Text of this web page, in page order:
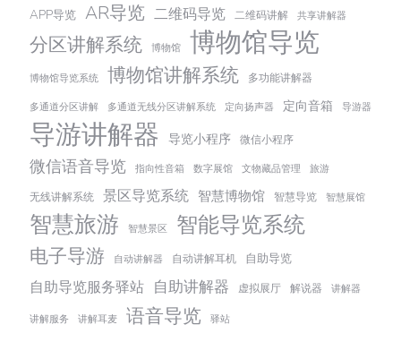
APP导览 AR导览 二维码导览 二维码讲解 共享讲解器
分区讲解系统 博物馆 博物馆导览
博物馆导览系统 博物馆讲解系统 多功能讲解器
多通道分区讲解 多通道无线分区讲解系统 定向扬声器 定向音箱 导游器
导游讲解器 导览小程序 微信小程序
微信语音导览 指向性音箱 数字展馆 文物藏品管理 旅游
无线讲解系统 景区导览系统 智慧博物馆 智慧导览 智慧展馆
智慧旅游 智慧景区 智能导览系统
电子导游 自动讲解器 自动讲解耳机 自助导览
自助导览服务驿站 自助讲解器 虚拟展厅 解说器 讲解器
讲解服务 讲解耳麦 语音导览 驿站